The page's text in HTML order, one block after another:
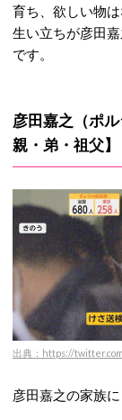
育ち、欲しい物
生い立ちが彦田
です。
彦田嘉之（ポ
親・弟・祖父】
出典：https://
彦田嘉之の家族